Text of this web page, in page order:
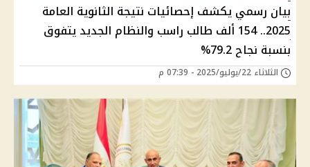
بيان رسمي يكشف إحصائيات نتيجة الثانوية العامة
2025.. 154 ألف طالب راسب والنظام الجديد يتفوق
بنسبة نجاح 79.2%
الثلاثاء 22/يوليو/2025 - 07:39 م